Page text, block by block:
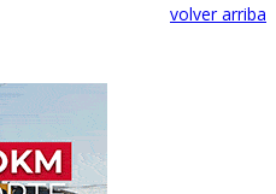
volver arriba